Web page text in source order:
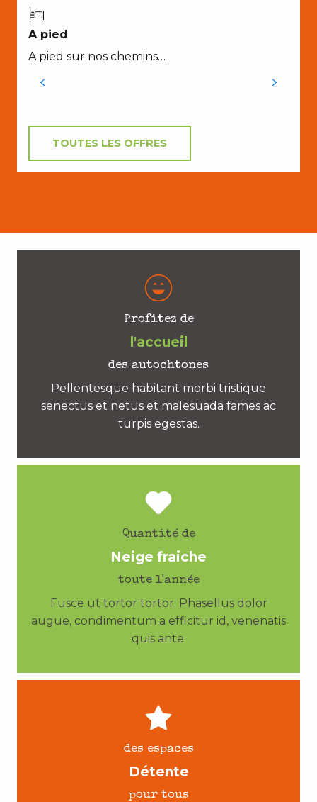
A pied
A pied sur nos chemins…
TOUTES LES OFFRES
Profitez de
l'accueil
des autochtones
Pellentesque habitant morbi tristique
senectus et netus et malesuada fames ac
turpis egestas.
Quantité de
Neige fraiche
toute l'année
Fusce ut tortor tortor. Phasellus dolor
augue, condimentum a efficitur id, venenatis
quis ante.
des espaces
Détente
pour tous